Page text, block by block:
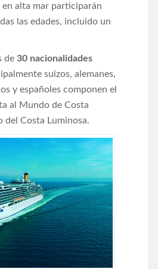
en alta mar participarán
las edades, incluido un
de 30 nacionalidades
suizos, alemanes,
y españoles componen el
al Mundo de Costa
del Costa Luminosa.